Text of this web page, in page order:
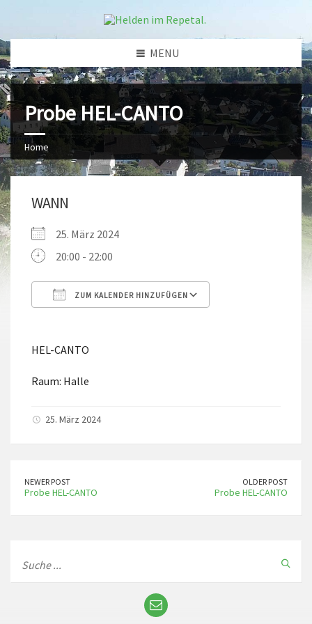
MENU
Probe HEL-CANTO
Home
WANN
25. März 2024
20:00 - 22:00
ZUM KALENDER HINZUFÜGEN
HEL-CANTO
Raum: Halle
25. März 2024
NEWER POST
Probe HEL-CANTO
OLDER POST
Probe HEL-CANTO